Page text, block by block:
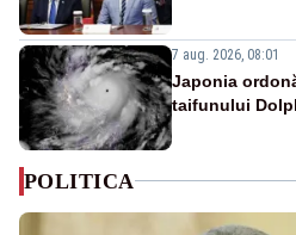
7 aug. 2026, 08:01
Japonia
taifunului
POLITICA